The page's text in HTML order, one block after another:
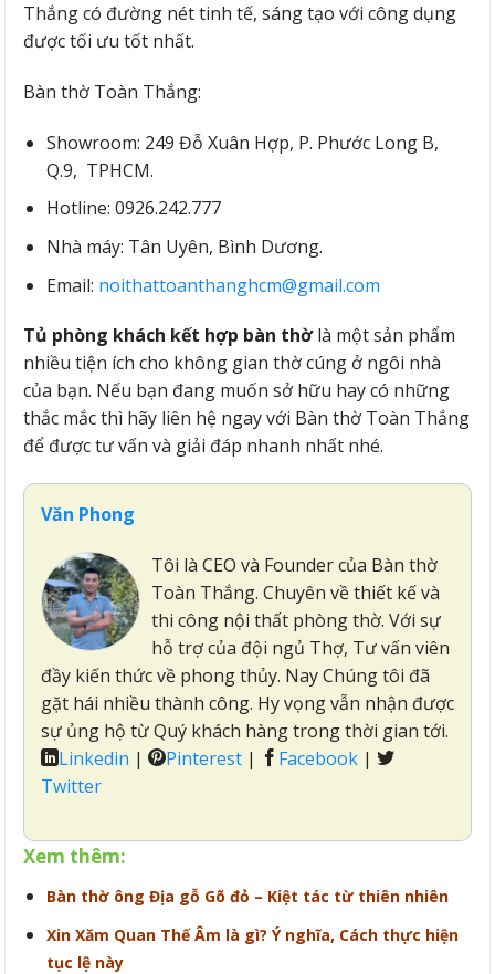
Thắng có đường nét tinh tế, sáng tạo với công dụng
được tối ưu tốt nhất.
Bàn thờ Toàn Thắng:
Showroom: 249 Đỗ Xuân Hợp, P. Phước Long B,
Q.9, TPHCM.
Hotline: 0926.242.777
Nhà máy: Tân Uyên, Bình Dương.
Email: noithattoanthanghcm@gmail.com
Tủ phòng khách kết hợp bàn thờlà một sản phẩm
nhiều tiện ích cho không gian thờ cúng ở ngôi nhà
của bạn. Nếu bạn đang muốn sở hữu hay có những
thắc mắc thì hãy liên hệ ngay với Bàn thờ Toàn Thắng
để được tư vấn và giải đáp nhanh nhất nhé.
Văn Phong
Tôi là CEO và Founder của Bàn thờ
Toàn Thắng. Chuyên về thiết kế và
thi công nội thất phòng thờ. Với sự
hỗ trợ của đội ngủ Thợ, Tư vấn viên
đầy kiến thức về phong thủy. Nay Chúng tôi đã
gặt hái nhiều thành công. Hy vọng vẫn nhận được
sự ủng hộ từ Quý khách hàng trong thời gian tới.
Linkedin | Pinterest | Facebook |
Twitter
Xem thêm:
Bàn thờ ông Địa gỗ Gõ đỏ – Kiệt tác từ thiên nhiên
Xin Xăm Quan Thế Âm là gì? Ý nghĩa, Cách thực hiện
tục lệ này